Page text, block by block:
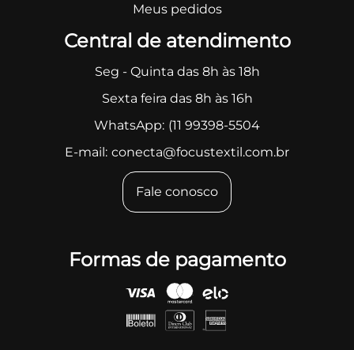
Meus pedidos
Central de atendimento
Seg - Quinta das 8h às 18h
Sexta feira das 8h às 16h
WhatsApp: (11 99398-5504
E-mail: conecta@focustextil.com.br
Fale conosco
Formas de pagamento